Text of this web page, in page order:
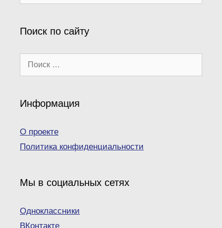
Поиск по сайту
Поиск:
Информация
О проекте
Политика конфиденциальности
Мы в социальных сетях
Одноклассники
ВКонтакте